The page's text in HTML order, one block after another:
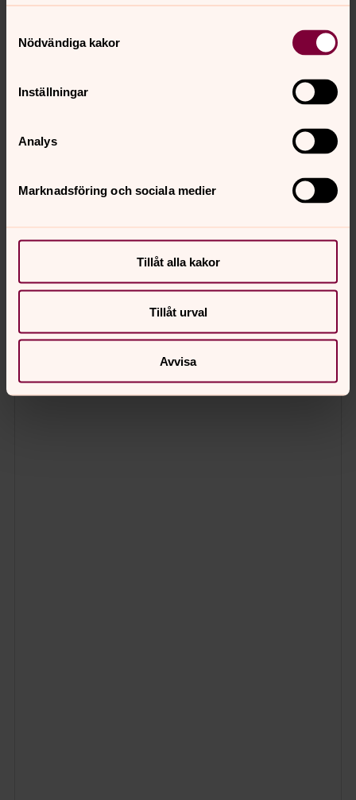
Nödvändiga kakor
Inställningar
Analys
Marknadsföring och sociala medier
Tillåt alla kakor
Tillåt urval
Avvisa